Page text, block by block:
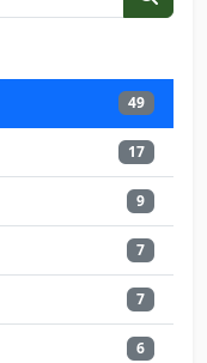
49
17
9
7
7
6